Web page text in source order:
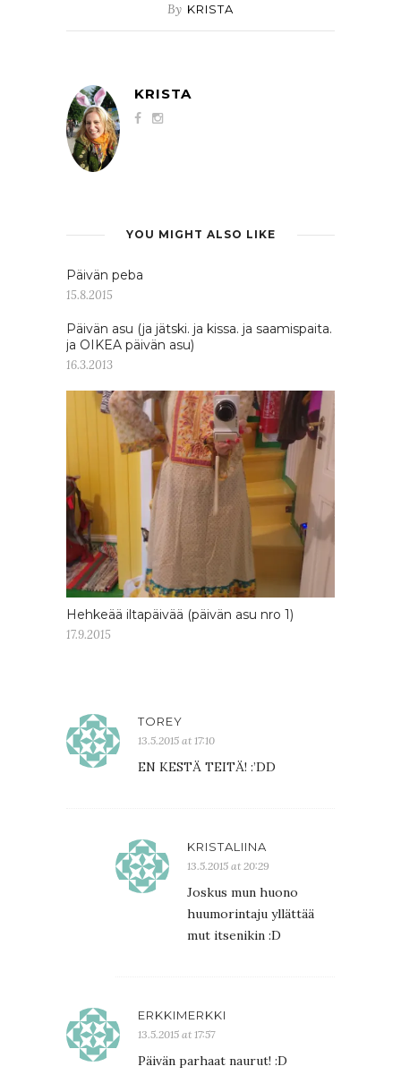
By KRISTA
KRISTA
YOU MIGHT ALSO LIKE
Päivän peba
15.8.2015
Päivän asu (ja jätski. ja kissa. ja saamispaita.
ja OIKEA päivän asu)
16.3.2013
Hehkeää iltapäivää (päivän asu nro 1)
17.9.2015
TOREY
13.5.2015 at 17:10
EN KESTÄ TEITÄ! :’DD
KRISTALIINA
13.5.2015 at 20:29
Joskus mun huono
huumorintaju yllättää
mut itsenikin :D
ERKKIMERKKI
13.5.2015 at 17:57
Päivän parhaat naurut! :D